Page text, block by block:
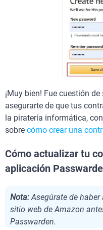
¡Muy bien! Fue cuestión
asegurarte de que tus
la piratería informática,
sobre cómo crear una
Cómo actualizar tu
aplicación
Nota:Asegúrate de
sitio web de Amazon
Passwarden.